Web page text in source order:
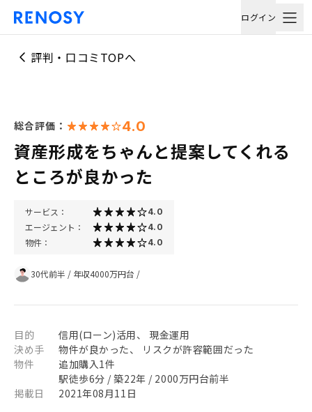
ログイン
評判・口コミTOPへ
総合評価： 4.0
資産形成をちゃんと提案してくれる
ところが良かった
サービス： 4.0
エージェント： 4.0
物件： 4.0
30代前半 / 年収4000万円台 /
目的
信用(ローン)活用、 現金運用
決め手
物件が良かった、 リスクが許容範囲だった
物件
追加購入1件
駅徒歩6分 / 築22年 / 2000万円台前半
掲載日
2021年08月11日